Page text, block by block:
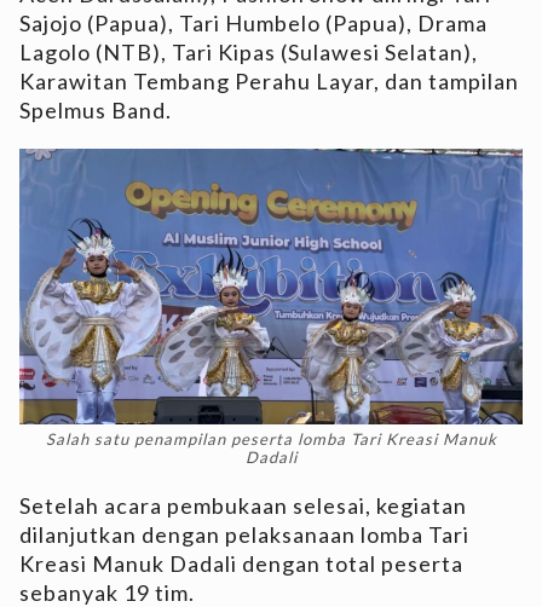
Sajojo (Papua), Tari Humbelo (Papua), Drama
Lagolo (NTB), Tari Kipas (Sulawesi Selatan),
Karawitan Tembang Perahu Layar, dan tampilan
Spelmus Band.
Salah satu penampilan peserta lomba Tari Kreasi Manuk
Dadali
Setelah acara pembukaan selesai, kegiatan
dilanjutkan dengan pelaksanaan lomba Tari
Kreasi Manuk Dadali dengan total peserta
sebanyak 19 tim.